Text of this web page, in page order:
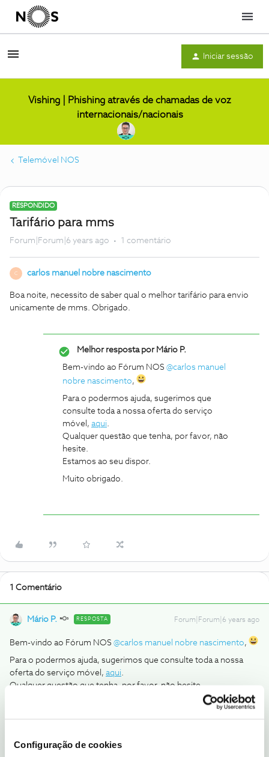
Configuração de cookies
Menu
Iniciar sessão
Vishing | Phishing através de chamadas de voz
internacionais/nacionais
Telemóvel NOS
RESPONDIDO
Tarifário para mms
Forum|Forum|6 years ago 1 comentário
C carlos manuel nobre nascimento
Boa noite, necessito de saber qual o melhor tarifário para envio
unicamente de mms. Obrigado.
Melhor resposta porMário P.
Bem-vindo ao Fórum NOS @carlos manuel
nobre nascimento,
Para o podermos ajuda, sugerimos que
consulte toda a nossa oferta do serviço
móvel, aqui.
Qualquer questão que tenha, por favor, não
hesite.
Estamos ao seu dispor.
Muito obrigado.
1 Comentário
Mário P. RESPOSTA Forum|Forum|6 years ago
Bem-vindo ao Fórum NOS @carlos manuel nobre nascimento,
Para o podermos ajuda, sugerimos que consulte toda a nossa
oferta do serviço móvel, aqui.
Qualquer questão que tenha, por favor, não hesite.
Ajude a comunidade a encontrar informação relevante. Marque